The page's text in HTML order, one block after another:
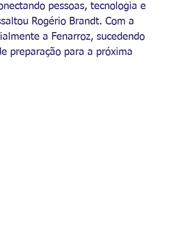
pessoas, tecnologia e
Rogério Brandt. Com a
a Fenarroz, sucedendo
preparação para a próxima